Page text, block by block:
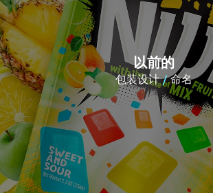
以前的
包装设计 命名